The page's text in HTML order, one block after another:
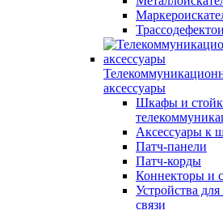
аксессуары
Шкафы и
Аксессуары к
Патч-панели
Патч-корды
Коннекторы и
Устройства
связи